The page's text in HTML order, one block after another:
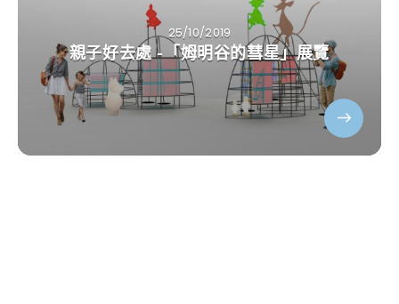
25/10/2019
親子好去處 -「姆明谷的彗星」展覽